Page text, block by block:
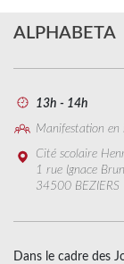
ALPHABETA
13h - 14h
Manifestation en
Cité scolaire
1 rue Ignace
34500 BEZIERS
Dans le cadre des